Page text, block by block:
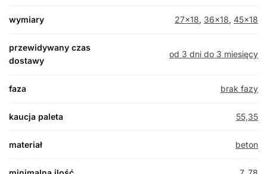
wymiary 27×18, 36×18, 45×18
przewidywany czas
dostawy
od 3 dni do 3 miesięcy
faza brak fazy
kaucja paleta 55,35
materiał beton